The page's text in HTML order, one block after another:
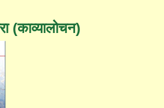
(काव्यालोचन)